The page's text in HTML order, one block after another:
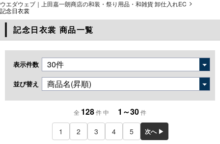
ウエダウェブ｜上田嘉一朗商店の和装・祭り用品・和雑貨 卸仕入れEC
記念日衣裳
記念日衣裳 商品一覧
表示件数
並び替え
全 128件 中 1～30件
1 2 3 4 5 次へ ▶